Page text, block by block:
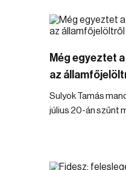
Még egyeztet
az
Sulyok Tamás
július 20-án szűnt